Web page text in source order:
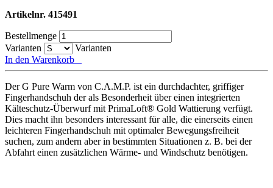
Artikelnr. 415491
Bestellmenge
Varianten
Varianten
In den Warenkorb
Der G Pure Warm von C.A.M.P. ist ein durchdachter, griffiger
Fingerhandschuh der als Besonderheit über einen integrierten
Kälteschutz-Überwurf mit PrimaLoft® Gold Wattierung verfügt.
Dies macht ihn besonders interessant für alle, die einerseits einen
leichteren Fingerhandschuh mit optimaler Bewegungsfreiheit
suchen, zum andern aber in bestimmten Situationen z. B. bei der
Abfahrt einen zusätzlichen Wärme- und Windschutz benötigen.